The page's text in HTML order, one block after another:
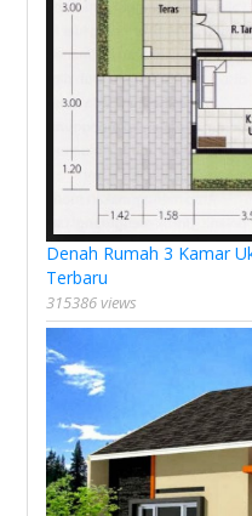
Denah Rumah 3 Kamar
Terbaru
315386 views